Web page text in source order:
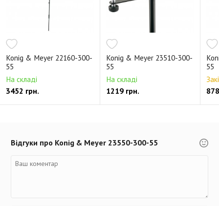
Konig & Meyer 22160-300-
55
На складі
3452 грн.
Konig & Meyer 23510-300-
55
На складі
1219 грн.
55
Відгуки про Konig & Meyer 23550-300-55